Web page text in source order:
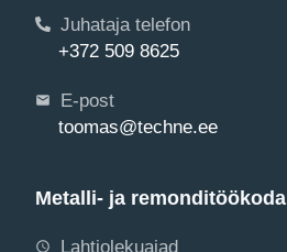
Juhataja telefon
+372 509 8625
E-post
toomas@techne.ee
Metalli- ja remonditöökoda
Lahtiolekuajad